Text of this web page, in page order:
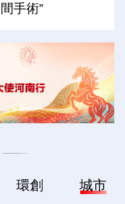
手術”
環創 城市